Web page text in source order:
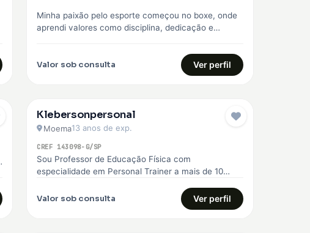
Minha paixão pelo esporte começou no boxe, onde
aprendi valores como disciplina, dedicação e
Valor sob consulta Ver perfil
Klebersonpersonal
Moema13 anos de exp.
CREF 143098-G/SP
Sou Professor de Educação Física com
especialidade em Personal Trainer a mais de 10
Valor sob consulta Ver perfil